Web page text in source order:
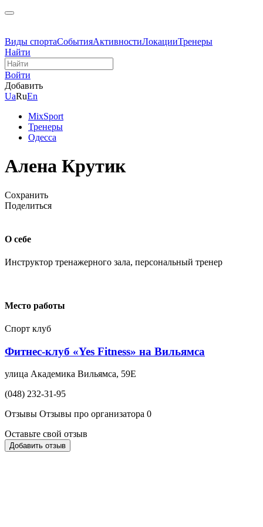
Виды спортаСобытияАктивностиЛокацииТренеры
Найти
Войти
Добавить
UaRuEn
MixSport
Тренеры
Одесса
Алена Крутик
Сохранить
Поделиться
О себе
Инструктор тренажерного зала, персональный тренер
Место работы
Спорт клуб
Фитнес-клуб «Yes Fitness» на Вильямса
улица Академика Вильямса, 59Е
(048) 232-31-95
Отзывы Отзывы про организатора 0
Оставьте свой отзыв
Добавить отзыв